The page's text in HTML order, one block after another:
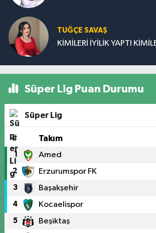
TUĞÇE SAVAŞ
KİMİLERİ İYİLİK YAPTI
Süper Lig Puan Durumu
Süper Lig
# Takım
1 Amed
2 Erzurumspor FK
3 Başakşehir
4 Kocaelispor
5 Beşiktaş